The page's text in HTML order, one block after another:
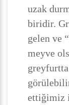
uzak
biridir.
gelen ve
meyve
ettiğimiz